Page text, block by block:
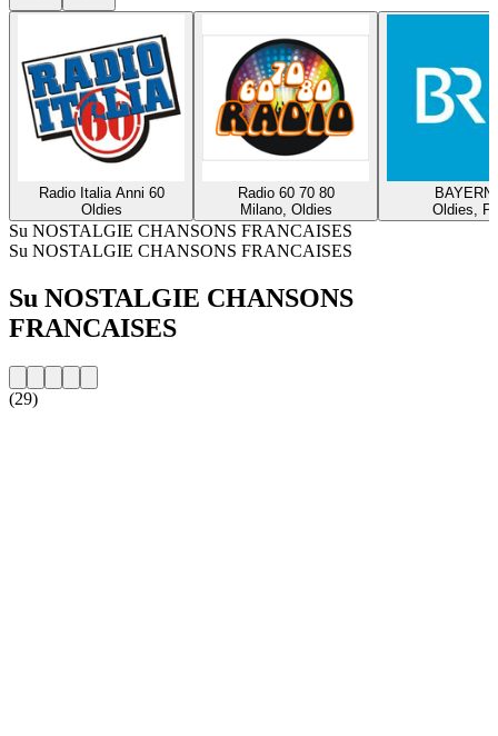
Radio Italia Anni 60
Oldies
Radio 60 70 80
Milano, Oldies
BAYERN
Oldies,
Su NOSTALGIE CHANSONS FRANCAISES
Su NOSTALGIE CHANSONS FRANCAISES
Su NOSTALGIE CHANSONS
FRANCAISES
(29)